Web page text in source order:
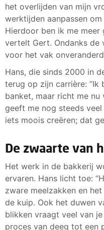
het overlijden van mijn
werktijden aanpassen
Hierdoor ben ik me meer
vertelt Gert. Ondanks de
voor het vak
Hans, die sinds 2000 in
terug op zijn carrière:
banket, maar richt me
geeft me nog steeds
iets moois creëren; dat
De zwaarte van
Het werk in de bakkerij
ervaren. Hans licht toe:
zware meelzakken en
de kuip. Ook het duwen
blikken vraagt veel van
proces van deeg tot een